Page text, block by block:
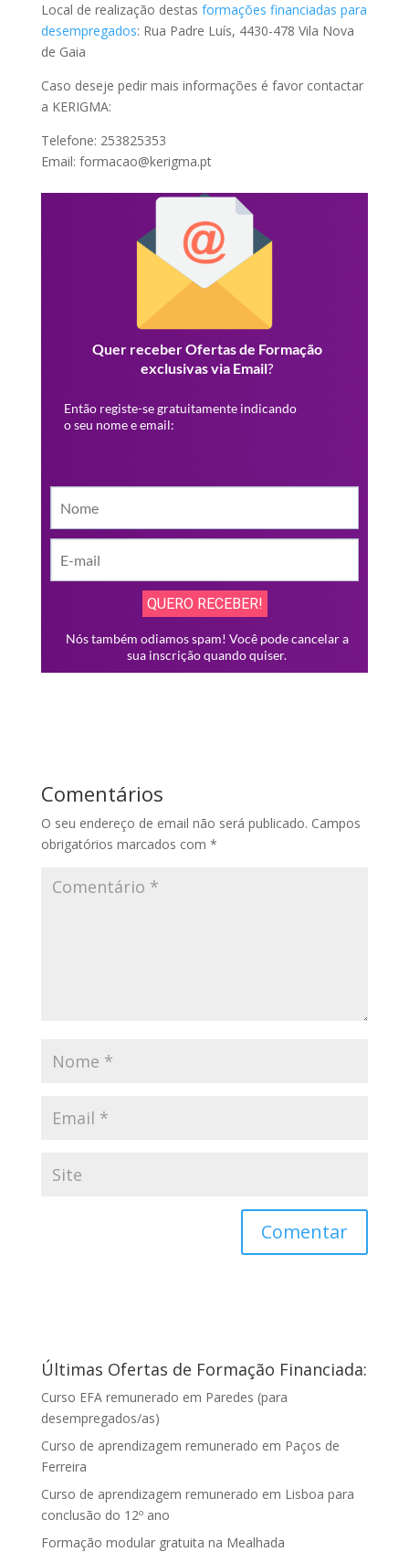
Local de realização destas formações financiadas para
desempregados: Rua Padre Luís, 4430-478 Vila Nova
de Gaia
Caso deseje pedir mais informações é favor contactar
a KERIGMA:
Telefone: 253825353
Email: formacao@kerigma.pt
Comentários
O seu endereço de email não será publicado. Campos
obrigatórios marcados com *
Últimas Ofertas de Formação Financiada:
Curso EFA remunerado em Paredes (para
desempregados/as)
Curso de aprendizagem remunerado em Paços de
Ferreira
Curso de aprendizagem remunerado em Lisboa para
conclusão do 12º ano
Formação modular gratuita na Mealhada